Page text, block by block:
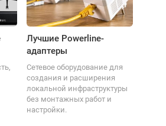
Лучшие Powerline-
адаптеры
Сетевое оборудование для
создания и расширения
локальной инфраструктуры
без монтажных работ и
настройки.